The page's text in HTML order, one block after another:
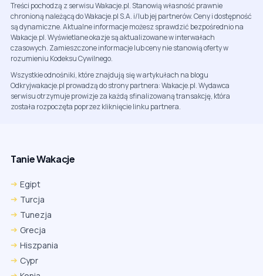
Treści pochodzą z serwisu Wakacje.pl. Stanowią własność prawnie
chronioną należącą do Wakacje.pl S.A. i/lub jej partnerów. Ceny i dostępność
są dynamiczne. Aktualne informacje możesz sprawdzić bezpośrednio na
Wakacje.pl. Wyświetlane okazje są aktualizowane w interwałach
czasowych. Zamieszczone informacje lub ceny nie stanowią oferty w
rozumieniu Kodeksu Cywilnego.
Wszystkie odnośniki, które znajdują się w artykułach na blogu
Odkryjwakacje.pl prowadzą do strony partnera: Wakacje.pl. Wydawca
serwisu otrzymuje prowizje za każdą sfinalizowaną transakcję, która
została rozpoczęta poprzez kliknięcie linku partnera.
Tanie Wakacje
Egipt
Turcja
Tunezja
Grecja
Hiszpania
Cypr